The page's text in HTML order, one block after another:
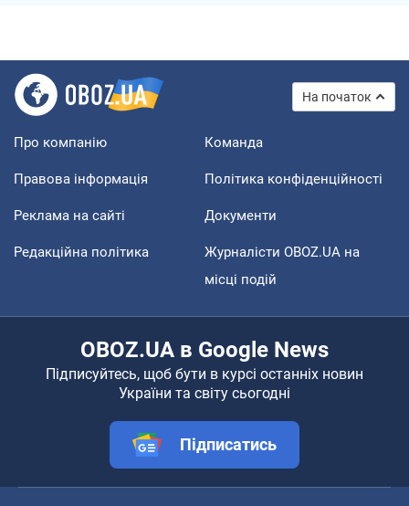
На початок
Про компанію Команда
Правова інформація Політика конфіденційності
Реклама на сайті Документи
Редакційна політика
Журналісти OBOZ.UA на
місці подій
OBOZ.UA в Google News
Підписуйтесь, щоб бути в курсі останніх новин
України та світу сьогодні
Підписатись